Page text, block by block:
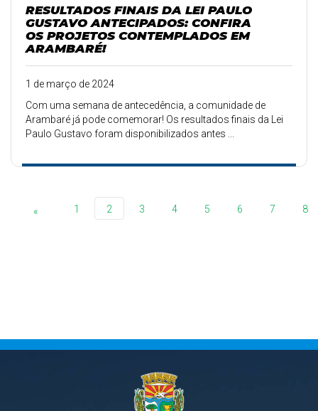
RESULTADOS FINAIS DA LEI PAULO
GUSTAVO ANTECIPADOS: CONFIRA
OS PROJETOS CONTEMPLADOS EM
ARAMBARÉ!
1 de março de 2024
Com uma semana de antecedência, a comunidade de
Arambaré já pode comemorar! Os resultados finais da Lei
Paulo Gustavo foram disponibilizados antes ...
« 1 2 3 4 5 6 7 8